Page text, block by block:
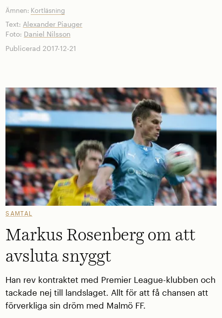
Ämnen: Kortläsning
Text: Alexander Piauger
Foto: Daniel Nilsson
Publicerad 2017-12-21
SAMTAL
Markus Rosenberg om att
avsluta snyggt
Han rev kontraktet med Premier League-klubben och
tackade nej till landslaget. Allt för att få chansen att
förverkliga sin dröm med Malmö FF.